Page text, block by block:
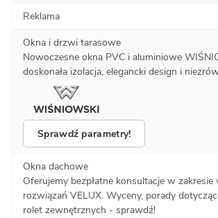
Reklama
Okna i drzwi tarasowe
Nowoczesne okna PVC i aluminiowe
doskonała izolacja, elegancki design i
Sprawdź parametry!
Okna dachowe
Oferujemy bezpłatne konsultacje w
rozwiązań VELUX. Wyceny, porady
rolet zewnętrznych - sprawdź!